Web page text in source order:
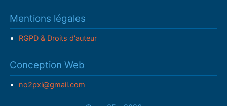
Mentions légales
RGPD & Droits d'auteur
Conception Web
no2pxl@gmail.com